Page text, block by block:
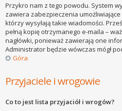
Przykro nam z tego powodu. System
zawiera zabezpieczenia
którzy wysyłają takie wiadomości.
pełną kopię otrzymanego e-maila –
nagłówki, ponieważ zawierają one
Administrator będzie wówczas mógł
Góra
Przyjaciele i wrogowie
Co to jest lista przyjaciół i wrogów?